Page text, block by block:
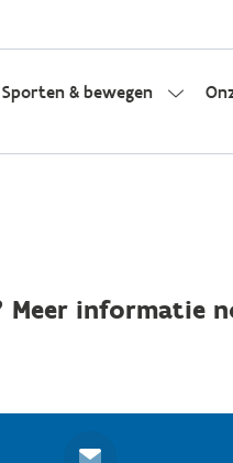
Sporten & bewegen
Meer informatie